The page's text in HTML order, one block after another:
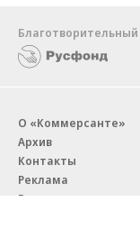
О «Коммерсанте»
Архив
Контакты
Реклама
Вакансии